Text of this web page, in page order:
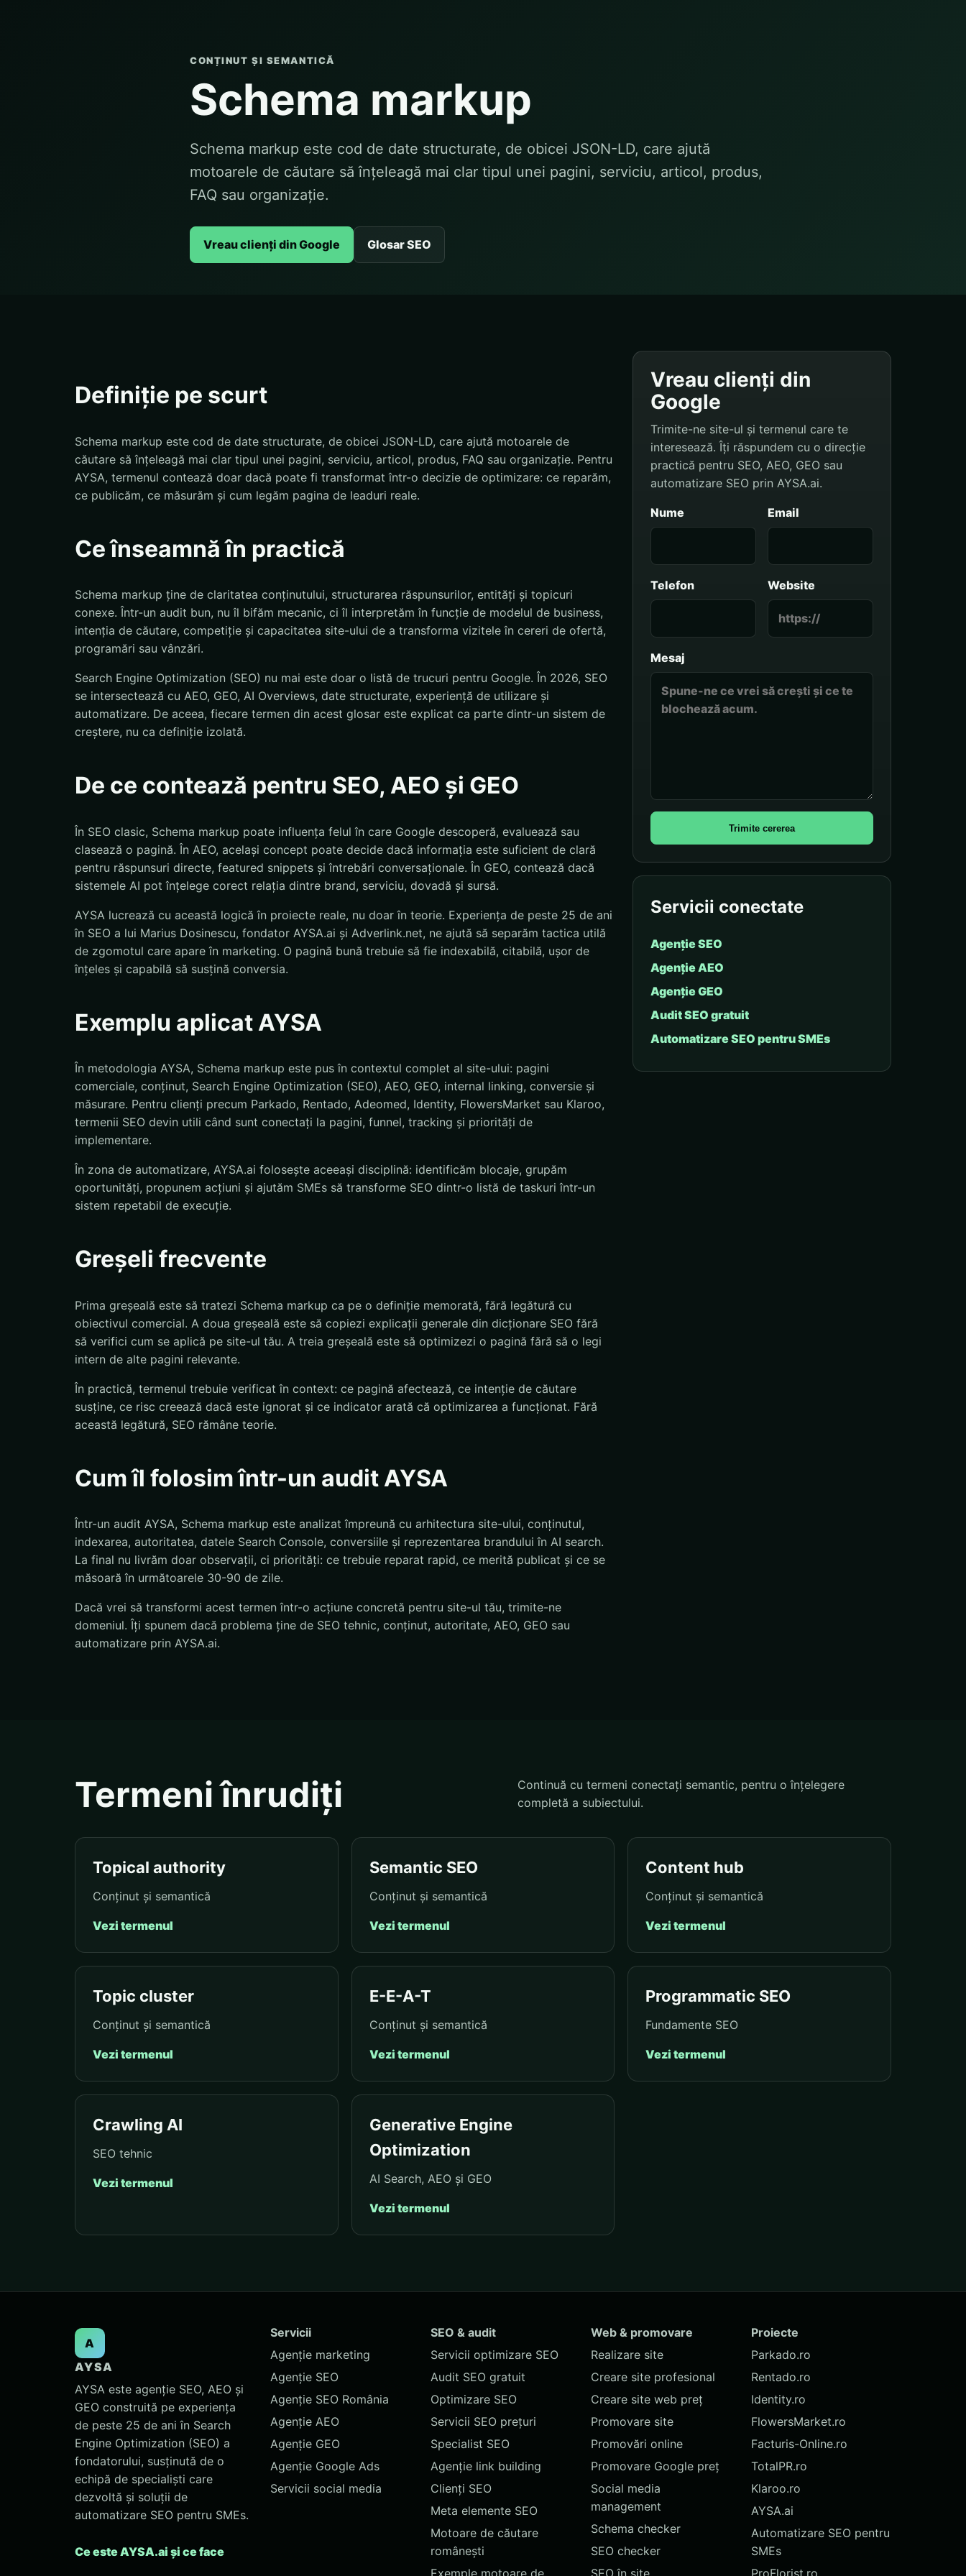
CONȚINUT ȘI SEMANTICĂ
Schema markup
Schema markup este cod de date structurate, de obicei JSON-LD, care ajută
motoarele de căutare să înțeleagă mai clar tipul unei pagini, serviciu, articol, produs,
FAQ sau organizație.
Vreau clienți din Google Glosar SEO
Definiție pe scurt
Schema markup este cod de date structurate, de obicei JSON-LD, care ajută motoarele de
căutare să înțeleagă mai clar tipul unei pagini, serviciu, articol, produs, FAQ sau organizație. Pentru
AYSA, termenul contează doar dacă poate fi transformat într-o decizie de optimizare: ce reparăm,
ce publicăm, ce măsurăm și cum legăm pagina de leaduri reale.
Ce înseamnă în practică
Schema markup ține de claritatea conținutului, structurarea răspunsurilor, entități și topicuri
conexe. Într-un audit bun, nu îl bifăm mecanic, ci îl interpretăm în funcție de modelul de business,
intenția de căutare, competiție și capacitatea site-ului de a transforma vizitele în cereri de ofertă,
programări sau vânzări.
Search Engine Optimization (SEO) nu mai este doar o listă de trucuri pentru Google. În 2026, SEO
se intersectează cu AEO, GEO, AI Overviews, date structurate, experiență de utilizare și
automatizare. De aceea, fiecare termen din acest glosar este explicat ca parte dintr-un sistem de
creștere, nu ca definiție izolată.
De ce contează pentru SEO, AEO și GEO
În SEO clasic, Schema markup poate influența felul în care Google descoperă, evaluează sau
clasează o pagină. În AEO, același concept poate decide dacă informația este suficient de clară
pentru răspunsuri directe, featured snippets și întrebări conversaționale. În GEO, contează dacă
sistemele AI pot înțelege corect relația dintre brand, serviciu, dovadă și sursă.
AYSA lucrează cu această logică în proiecte reale, nu doar în teorie. Experiența de peste 25 de ani
în SEO a lui Marius Dosinescu, fondator AYSA.ai și Adverlink.net, ne ajută să separăm tactica utilă
de zgomotul care apare în marketing. O pagină bună trebuie să fie indexabilă, citabilă, ușor de
înțeles și capabilă să susțină conversia.
Exemplu aplicat AYSA
În metodologia AYSA, Schema markup este pus în contextul complet al site-ului: pagini
comerciale, conținut, Search Engine Optimization (SEO), AEO, GEO, internal linking, conversie și
măsurare. Pentru clienți precum Parkado, Rentado, Adeomed, Identity, FlowersMarket sau Klaroo,
termenii SEO devin utili când sunt conectați la pagini, funnel, tracking și priorități de
implementare.
În zona de automatizare, AYSA.ai folosește aceeași disciplină: identificăm blocaje, grupăm
oportunități, propunem acțiuni și ajutăm SMEs să transforme SEO dintr-o listă de taskuri într-un
sistem repetabil de execuție.
Greșeli frecvente
Prima greșeală este să tratezi Schema markup ca pe o definiție memorată, fără legătură cu
obiectivul comercial. A doua greșeală este să copiezi explicații generale din dicționare SEO fără
să verifici cum se aplică pe site-ul tău. A treia greșeală este să optimizezi o pagină fără să o legi
intern de alte pagini relevante.
În practică, termenul trebuie verificat în context: ce pagină afectează, ce intenție de căutare
susține, ce risc creează dacă este ignorat și ce indicator arată că optimizarea a funcționat. Fără
această legătură, SEO rămâne teorie.
Cum îl folosim într-un audit AYSA
Într-un audit AYSA, Schema markup este analizat împreună cu arhitectura site-ului, conținutul,
indexarea, autoritatea, datele Search Console, conversiile și reprezentarea brandului în AI search.
La final nu livrăm doar observații, ci priorități: ce trebuie reparat rapid, ce merită publicat și ce se
măsoară în următoarele 30-90 de zile.
Dacă vrei să transformi acest termen într-o acțiune concretă pentru site-ul tău, trimite-ne
domeniul. Îți spunem dacă problema ține de SEO tehnic, conținut, autoritate, AEO, GEO sau
automatizare prin AYSA.ai.
Vreau clienți din
Google
Trimite-ne site-ul și termenul care te
interesează. Îți răspundem cu o direcție
practică pentru SEO, AEO, GEO sau
automatizare SEO prin AYSA.ai.
Nume Email
Telefon Website
Mesaj
Trimite cererea
Servicii conectate
Agenție SEO
Agenție AEO
Agenție GEO
Audit SEO gratuit
Automatizare SEO pentru SMEs
Termeni înrudiți
Continuă cu termeni conectați semantic, pentru o înțelegere
completă a subiectului.
Topical authority
Conținut și semantică
Vezi termenul
Semantic SEO
Conținut și semantică
Vezi termenul
Content hub
Conținut și semantică
Vezi termenul
Topic cluster
Conținut și semantică
Vezi termenul
E-E-A-T
Conținut și semantică
Vezi termenul
Programmatic SEO
Fundamente SEO
Vezi termenul
Crawling AI
SEO tehnic
Vezi termenul
Generative Engine
Optimization
AI Search, AEO și GEO
Vezi termenul
A
AYSA
AYSA este agenție SEO, AEO și
GEO construită pe experiența
de peste 25 de ani în Search
Engine Optimization (SEO) a
fondatorului, susținută de o
echipă de specialiști care
dezvoltă și soluții de
automatizare SEO pentru SMEs.
Ce este AYSA.ai și ce face
Servicii
Agenție marketing
Agenție SEO
Agenție SEO România
Agenție AEO
Agenție GEO
Agenție Google Ads
Servicii social media
SEO & audit
Servicii optimizare SEO
Audit SEO gratuit
Optimizare SEO
Servicii SEO prețuri
Specialist SEO
Agenție link building
Clienți SEO
Meta elemente SEO
Motoare de căutare
românești
Web & promovare
Realizare site
Creare site profesional
Creare site web preț
Promovare site
Promovări online
Promovare Google preț
Social media
management
Schema checker
SEO checker
Proiecte
Parkado.ro
Rentado.ro
Identity.ro
FlowersMarket.ro
Facturis-Online.ro
TotalPR.ro
Klaroo.ro
AYSA.ai
Automatizare SEO pentru
SMEs